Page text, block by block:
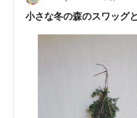
リスマススワッグと、クリス…
小さな冬の森のスワッグと